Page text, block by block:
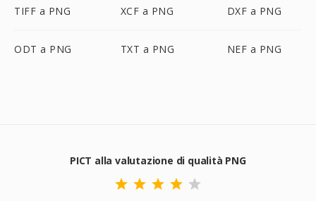
TIFF a PNG XCF a PNG DXF a PNG
ODT a PNG TXT a PNG NEF a PNG
PICT alla valutazione di qualità PNG